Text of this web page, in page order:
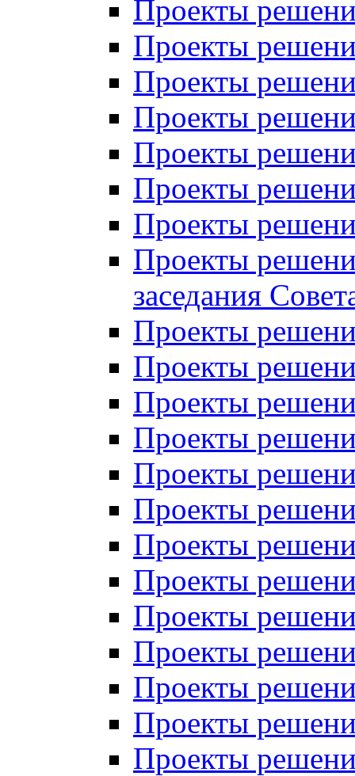
Проекты
Проекты
Проекты
Проекты
Проекты
Проекты
Проекты
Проекты
заседания
Проекты
Проекты
Проекты
Проекты
Проекты
Проекты
Проекты
Проекты
Проекты
Проекты
Проекты
Проекты
Проекты